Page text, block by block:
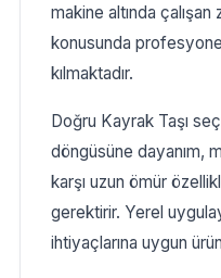
makine altında
konusunda
kılmaktadır.
Doğru Kayrak Taşı
döngüsüne dayanım,
karşı uzun ömür
gerektirir. Yerel
ihtiyaçlarına uygun